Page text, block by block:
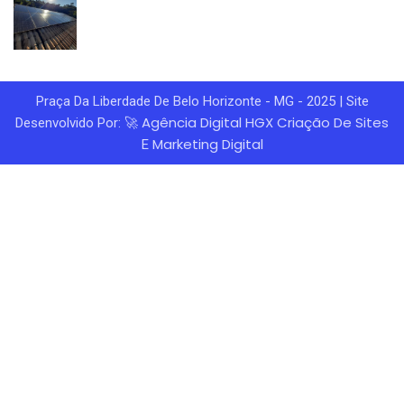
Praça Da Liberdade De Belo Horizonte - MG - 2025 | Site
Desenvolvido Por: 🚀 Agência Digital HGXCriação De Sites
E Marketing Digital